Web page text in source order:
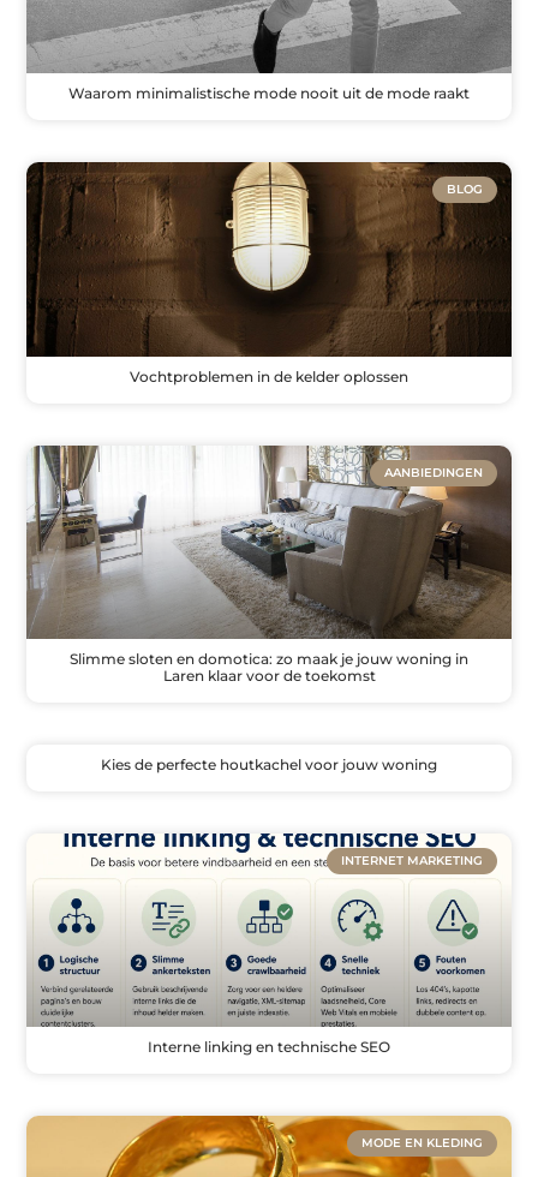
Waarom minimalistische mode nooit uit de mode raakt
BLOG
Vochtproblemen in de kelder oplossen
AANBIEDINGEN
Slimme sloten en domotica: zo maak je jouw woning in
Laren klaar voor de toekomst
Kies de perfecte houtkachel voor jouw woning
INTERNET MARKETING
Interne linking en technische SEO
MODE EN KLEDING